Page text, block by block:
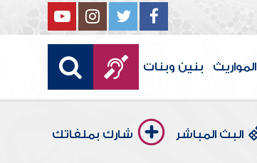
المواريث بنين وبنات
البث المباشر شارك بملفاتك